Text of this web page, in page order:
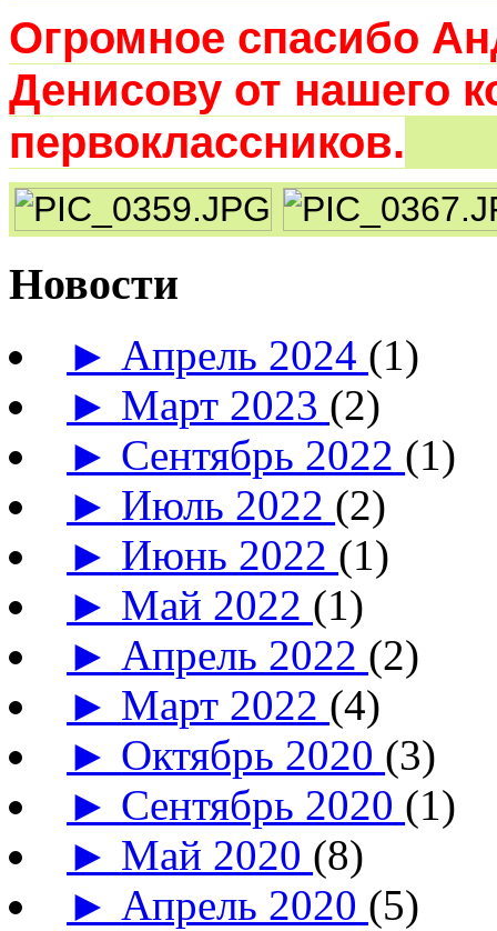
Огромное спасибо
Денисову от нашего
первоклассников.
Новости
► Апрель 2024 (1)
► Март 2023 (2)
► Сентябрь 2022 (1)
► Июль 2022 (2)
► Июнь 2022 (1)
► Май 2022 (1)
► Апрель 2022 (2)
► Март 2022 (4)
► Октябрь 2020 (3)
► Сентябрь 2020 (1)
► Май 2020 (8)
► Апрель 2020 (5)